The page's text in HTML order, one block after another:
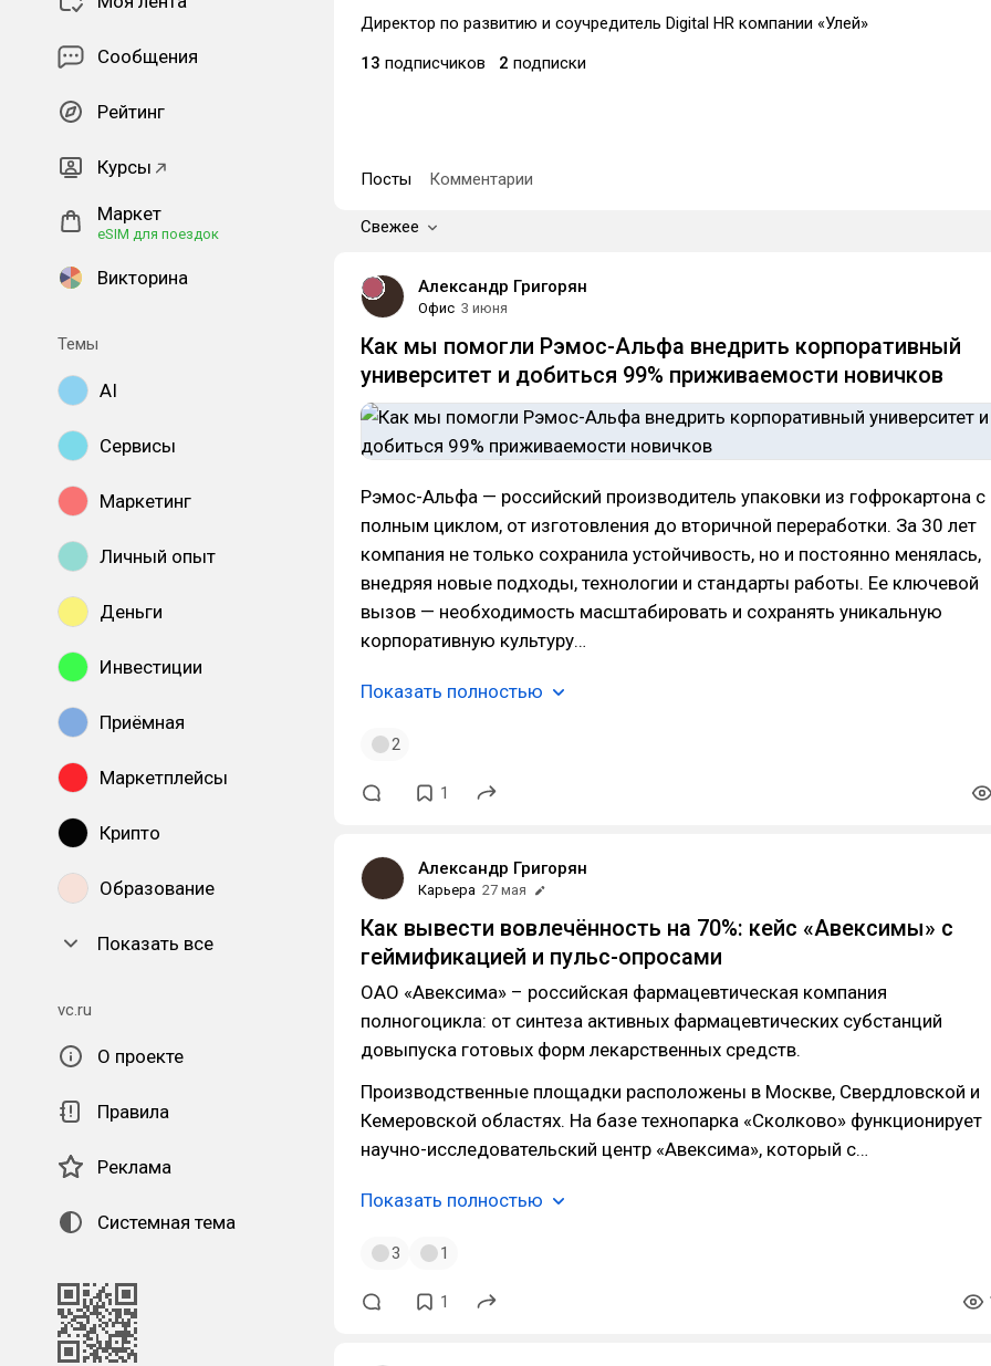
Сообщения
Рейтинг
Курсы
Маркет
eSIM для поездок
Викторина
Темы
AI
Сервисы
Маркетинг
Личный опыт
Деньги
Инвестиции
Приёмная
Маркетплейсы
Крипто
Образование
Показать все
vc.ru
О проекте
Правила
Реклама
Системная тема
Директор по развитию и соучредитель Digital HR компании «Улей»
13 подписчиков 2 подписки
Посты Комментарии
Свежее
Александр Григорян
Офис 3 июня
Как мы помогли Рэмос-Альфа внедрить корпоративный
университет и добиться 99% приживаемости новичков
Рэмос-Альфа — российский производитель упаковки из гофрокартона с
полным циклом, от изготовления до вторичной переработки. За 30 лет
компания не только сохранила устойчивость, но и постоянно менялась,
внедряя новые подходы, технологии и стандарты работы. Ее ключевой
вызов — необходимость масштабировать и сохранять уникальную
корпоративную культуру…
Показать полностью
2
1
Александр Григорян
Карьера 27 мая
Как вывести вовлечённость на 70%: кейс «Авексимы» с
геймификацией и пульс-опросами
ОАО «Авексима» – российская фармацевтическая компания
полногоцикла: от синтеза активных фармацевтических субстанций
довыпуска готовых форм лекарственных средств.
Производственные площадки расположены в Москве, Свердловской и
Кемеровской областях. На базе технопарка «Сколково» функционирует
научно-исследовательский центр «Авексима», который с…
Показать полностью
3 1
1